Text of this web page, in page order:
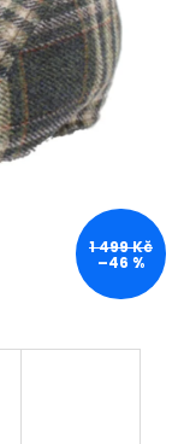
1 499 Kč
–46 %